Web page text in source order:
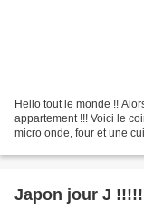
Hello tout le monde !!
appartement !!! Voici le
micro onde, four et une
Japon jour J !!!!!